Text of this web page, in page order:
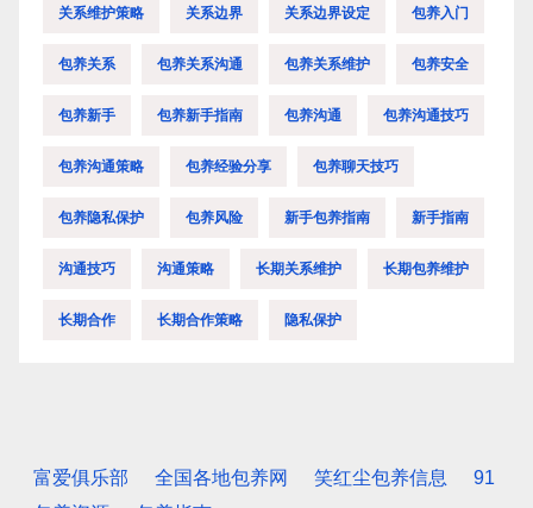
关系维护策略 关系边界 关系边界设定 包养入门
包养关系 包养关系沟通 包养关系维护 包养安全
包养新手 包养新手指南 包养沟通 包养沟通技巧
包养沟通策略 包养经验分享 包养聊天技巧
包养隐私保护 包养风险 新手包养指南 新手指南
沟通技巧 沟通策略 长期关系维护 长期包养维护
长期合作 长期合作策略 隐私保护
富爱俱乐部 全国各地包养网 笑红尘包养信息
91